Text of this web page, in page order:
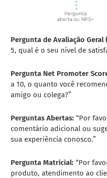
Pergunta de Avaliação Geral
5, qual é o seu nível de
Pergunta Net Promoter
a 10, o quanto você
amigo ou colega?”
Perguntas Abertas: “Por
comentário adicional ou
sua experiência conosco.”
Pergunta Matricial: “Por
produto, atendimento ao